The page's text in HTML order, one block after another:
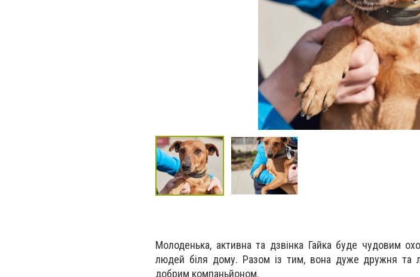
Молоденька, активна та дзвінка Гайка буде чудовим
людей біля дому. Разом із тим, вона дуже дружня та
добрим компаньйоном.